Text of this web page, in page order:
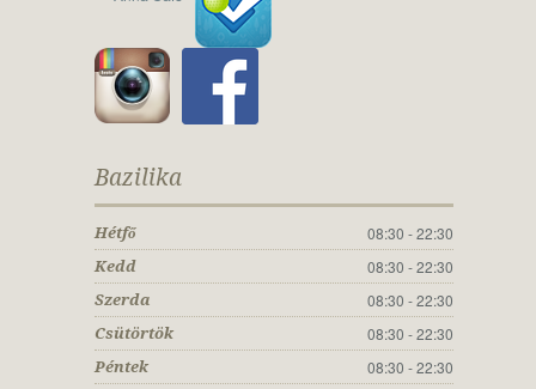
Bazilika
Hétfő 08:30 - 22:30
Kedd 08:30 - 22:30
Szerda 08:30 - 22:30
Csütörtök 08:30 - 22:30
Péntek 08:30 - 22:30